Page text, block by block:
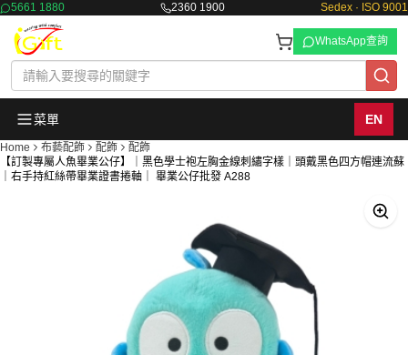
5661 1880 2360 1900 Sedex · ISO 9001
WhatsApp查詢
菜單 EN
Home 布藝配飾 配飾
配飾
【訂製專屬人魚畢業公仔】｜黑色學士袍左胸金線刺繡字樣｜頭戴黑色四方帽連流蘇
｜右手持紅絲帶畢業證書捲軸｜ 畢業公仔批發 A288